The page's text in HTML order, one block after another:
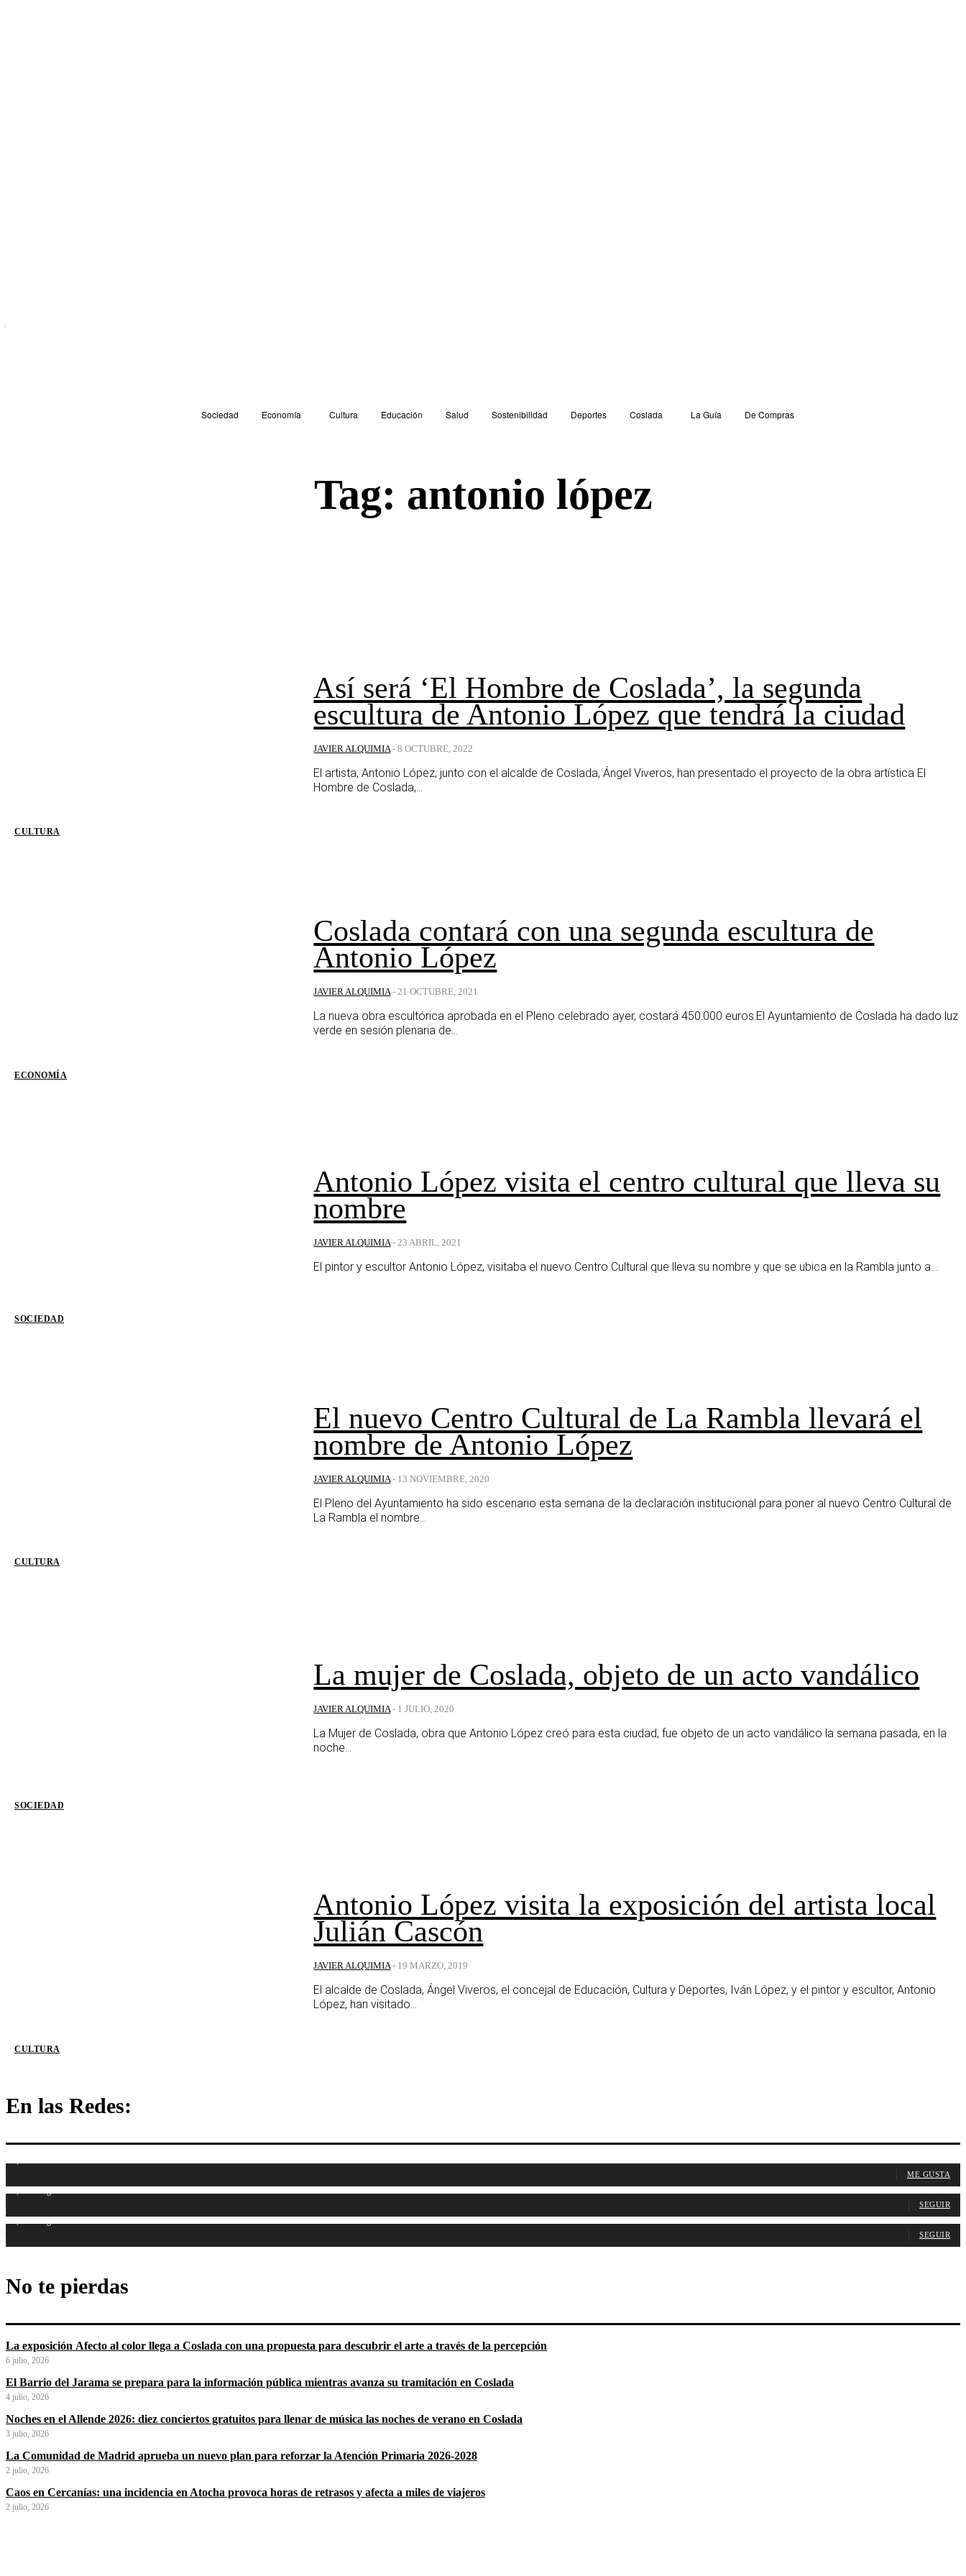
Sociedad Economía Cultura Educación Salud Sostenibilidad Deportes Coslada La Guía De Compras
Tag: antonio lópez
CULTURA
Así será ‘El Hombre de Coslada’, la segunda
escultura de Antonio López que tendrá la ciudad
JAVIER ALQUIMIA - 8 OCTUBRE, 2022
El artista, Antonio López, junto con el alcalde de Coslada, Ángel Viveros, han presentado el proyecto de la obra artística El
Hombre de Coslada,...
ECONOMÍA
Coslada contará con una segunda escultura de
Antonio López
JAVIER ALQUIMIA - 21 OCTUBRE, 2021
La nueva obra escultórica aprobada en el Pleno celebrado ayer, costará 450.000 euros.El Ayuntamiento de Coslada ha dado luz
verde en sesión plenaria de...
SOCIEDAD
Antonio López visita el centro cultural que lleva su
nombre
JAVIER ALQUIMIA - 23 ABRIL, 2021
El pintor y escultor Antonio López, visitaba el nuevo Centro Cultural que lleva su nombre y que se ubica en la Rambla junto a...
CULTURA
El nuevo Centro Cultural de La Rambla llevará el
nombre de Antonio López
JAVIER ALQUIMIA - 13 NOVIEMBRE, 2020
El Pleno del Ayuntamiento ha sido escenario esta semana de la declaración institucional para poner al nuevo Centro Cultural de
La Rambla el nombre...
SOCIEDAD
La mujer de Coslada, objeto de un acto vandálico
JAVIER ALQUIMIA - 1 JULIO, 2020
La Mujer de Coslada, obra que Antonio López creó para esta ciudad, fue objeto de un acto vandálico la semana pasada, en la
noche...
CULTURA
Antonio López visita la exposición del artista local
Julián Cascón
JAVIER ALQUIMIA - 19 MARZO, 2019
El alcalde de Coslada, Ángel Viveros, el concejal de Educación, Cultura y Deportes, Iván López, y el pintor y escultor, Antonio
López, han visitado...
En las Redes:
ME GUSTA
SEGUIR
SEGUIR
No te pierdas
La exposición Afecto al color llega a Coslada con una propuesta para descubrir el arte a través de la percepción
6 julio, 2026
El Barrio del Jarama se prepara para la información pública mientras avanza su tramitación en Coslada
4 julio, 2026
Noches en el Allende 2026: diez conciertos gratuitos para llenar de música las noches de verano en Coslada
3 julio, 2026
La Comunidad de Madrid aprueba un nuevo plan para reforzar la Atención Primaria 2026-2028
2 julio, 2026
Caos en Cercanías: una incidencia en Atocha provoca horas de retrasos y afecta a miles de viajeros
2 julio, 2026